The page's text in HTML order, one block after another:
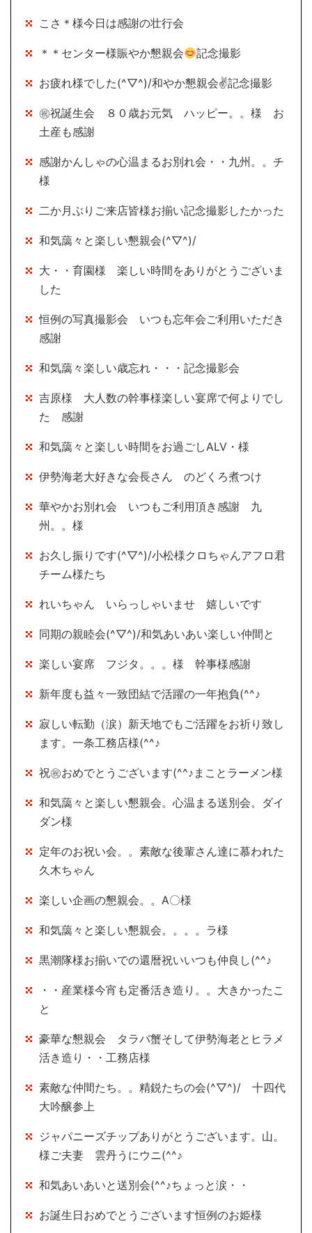
こさ＊様今日は感謝の壮行会
＊＊センター様賑やか懇親会 記念撮影
お疲れ様でした(^▽^)/和やか懇親会✌記念撮影
㊗祝誕生会 ８０歳お元気 ハッピー。。様 お
土産も感謝
感謝かんしゃの心温まるお別れ会・・九州。。チ
様
二か月ぶりご来店皆様お揃い記念撮影したかった
和気藹々と楽しい懇親会(^▽^)/
大・・育園様 楽しい時間をありがとうございま
した
恒例の写真撮影会 いつも忘年会ご利用いただき
感謝
和気藹々楽しい歳忘れ・・・記念撮影会
吉原様 大人数の幹事様楽しい宴席で何よりでし
た 感謝
和気藹々と楽しい時間をお過ごしALV・様
伊勢海老大好きな会長さん のどくろ煮つけ
華やかお別れ会 いつもご利用頂き感謝 九
州。。様
お久し振りです(^▽^)/小松様クロちゃんアフロ君
チーム様たち
れいちゃん いらっしゃいませ 嬉しいです
同期の親睦会(^▽^)/和気あいあい楽しい仲間と
楽しい宴席 フジタ。。。様 幹事様感謝
新年度も益々一致団結で活躍の一年抱負(^^♪
寂しい転勤（涙）新天地でもご活躍をお祈り致し
ます。一条工務店様(^^♪
祝㊗おめでとうございます(^^♪まことラーメン様
和気藹々と楽しい懇親会。心温まる送別会。ダイ
ダン様
定年のお祝い会。。素敵な後輩さん達に慕われた
久木ちゃん
楽しい企画の懇親会。。A〇様
和気藹々と楽しい懇親会。。。。ラ様
黒潮隊様お揃いでの還暦祝いいつも仲良し(^^♪
・・産業様今宵も定番活き造り。。大きかったこ
と
豪華な懇親会 タラバ蟹そして伊勢海老とヒラメ
活き造り・・工務店様
素敵な仲間たち。。精鋭たちの会(^▽^)/ 十四代
大吟醸参上
ジャパニーズチップありがとうございます。山。
様ご夫妻 雲丹うにウニ(^^♪
和気あいあいと送別会(^^♪ちょっと涙・・
お誕生日おめでとうございます恒例のお姫様